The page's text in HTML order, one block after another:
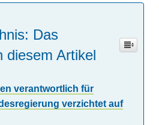
Das
diesem Artikel
verantwortlich für
verzichtet auf